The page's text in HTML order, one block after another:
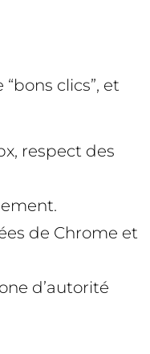
clics”, et
respect des
de Chrome et
d’autorité